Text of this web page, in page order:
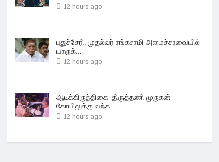
12 hours ago
புதுச்சேரி: முதல்வர் ரங்கசாமி அமைச்சரவையில்
யாருக்...
12 hours ago
ஆடிக்கிருத்திகை: திருத்தணி முருகன்
கோயிலுக்கு வந்த...
12 hours ago